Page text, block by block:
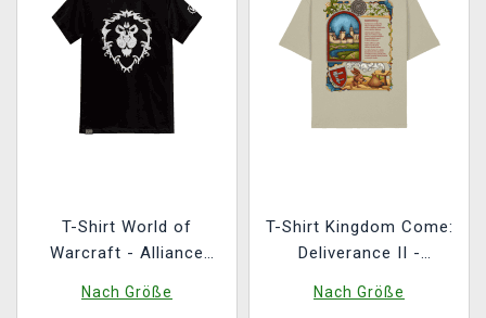
T-Shirt World of
Warcraft - Alliance
Nach Größe
T-Shirt Kingdom Come:
Deliverance II -
Nach Größe